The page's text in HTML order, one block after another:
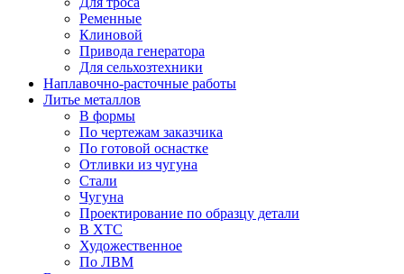
Ременные
Клиновой
Привода генератора
Для сельхозтехники
Наплавочно-расточные работы
Литье металлов
В формы
По чертежам заказчика
По готовой оснастке
Отливки из чугуна
Стали
Чугуна
Проектирование по образцу детали
В ХТС
Художественное
По ЛВМ